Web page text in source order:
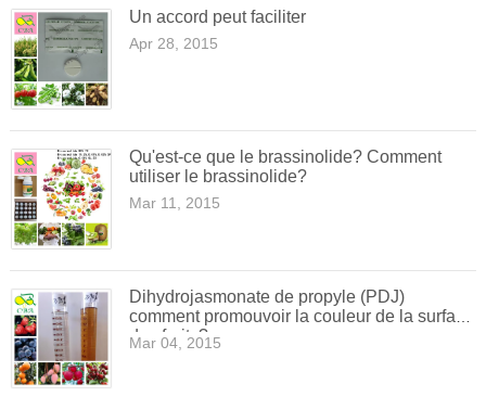
Un accord peut faciliter
Apr 28, 2015
Qu'est-ce que le brassinolide? Comment
utiliser le brassinolide?
Mar 11, 2015
Dihydrojasmonate de propyle (PDJ)
comment promouvoir la couleur de la surface
des fruits?
Mar 04, 2015